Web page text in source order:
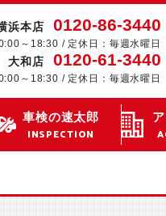
浜本店 0120-86-3440
～18:30 / 定休日：毎週水曜日
大和店 0120-61-3440
～18:30 / 定休日：毎週水曜日
車検の速太郎
INSPECTION